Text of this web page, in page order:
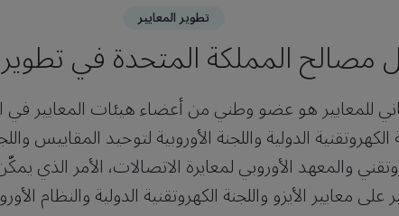
تطوير المعايير
مصالح المملكة المتحدة في تطوير
للمعايير هو عضو وطني من أعضاء هيئات المعايير في
الكهروتقنية الدولية واللجنة الأوروبية لتوحيد المقاييس
والمعهد الأوروبي لمعايرة الاتصالات، الأمر الذي
على معايير الأيزو واللجنة الكهروتقنية الدولية والنظام